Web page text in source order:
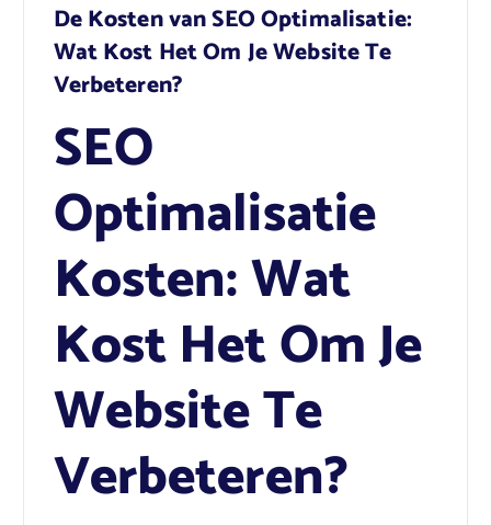
De Kosten van SEO Optimalisatie:
Wat Kost Het Om Je Website Te
Verbeteren?
SEO
Optimalisatie
Kosten: Wat
Kost Het Om Je
Website Te
Verbeteren?